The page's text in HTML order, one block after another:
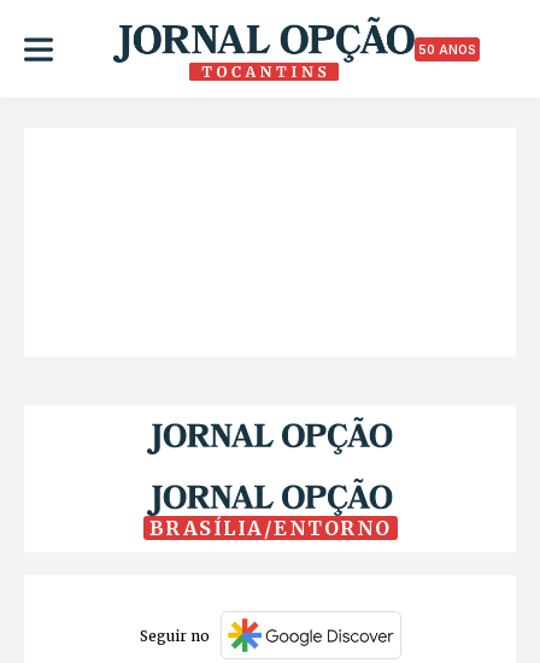
50 ANOS
BRASÍLIA/ENTORNO
Seguir no